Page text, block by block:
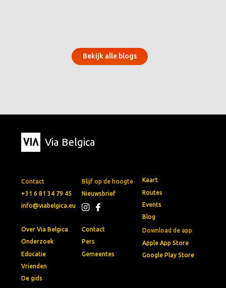
Bekijk alle blogs
Via Belgica
Contact
+31 6 81 34 79 45
info@viabelgica.eu
Blijf op de hoogte
Nieuwsbrief
Download de app
Apple App Store
Google Play Store
Kaart
Routes
Events
Blog
Over Via Belgica
Onderzoek
Educatie
Vrienden
De gids
Contact
Pers
Gemeentes